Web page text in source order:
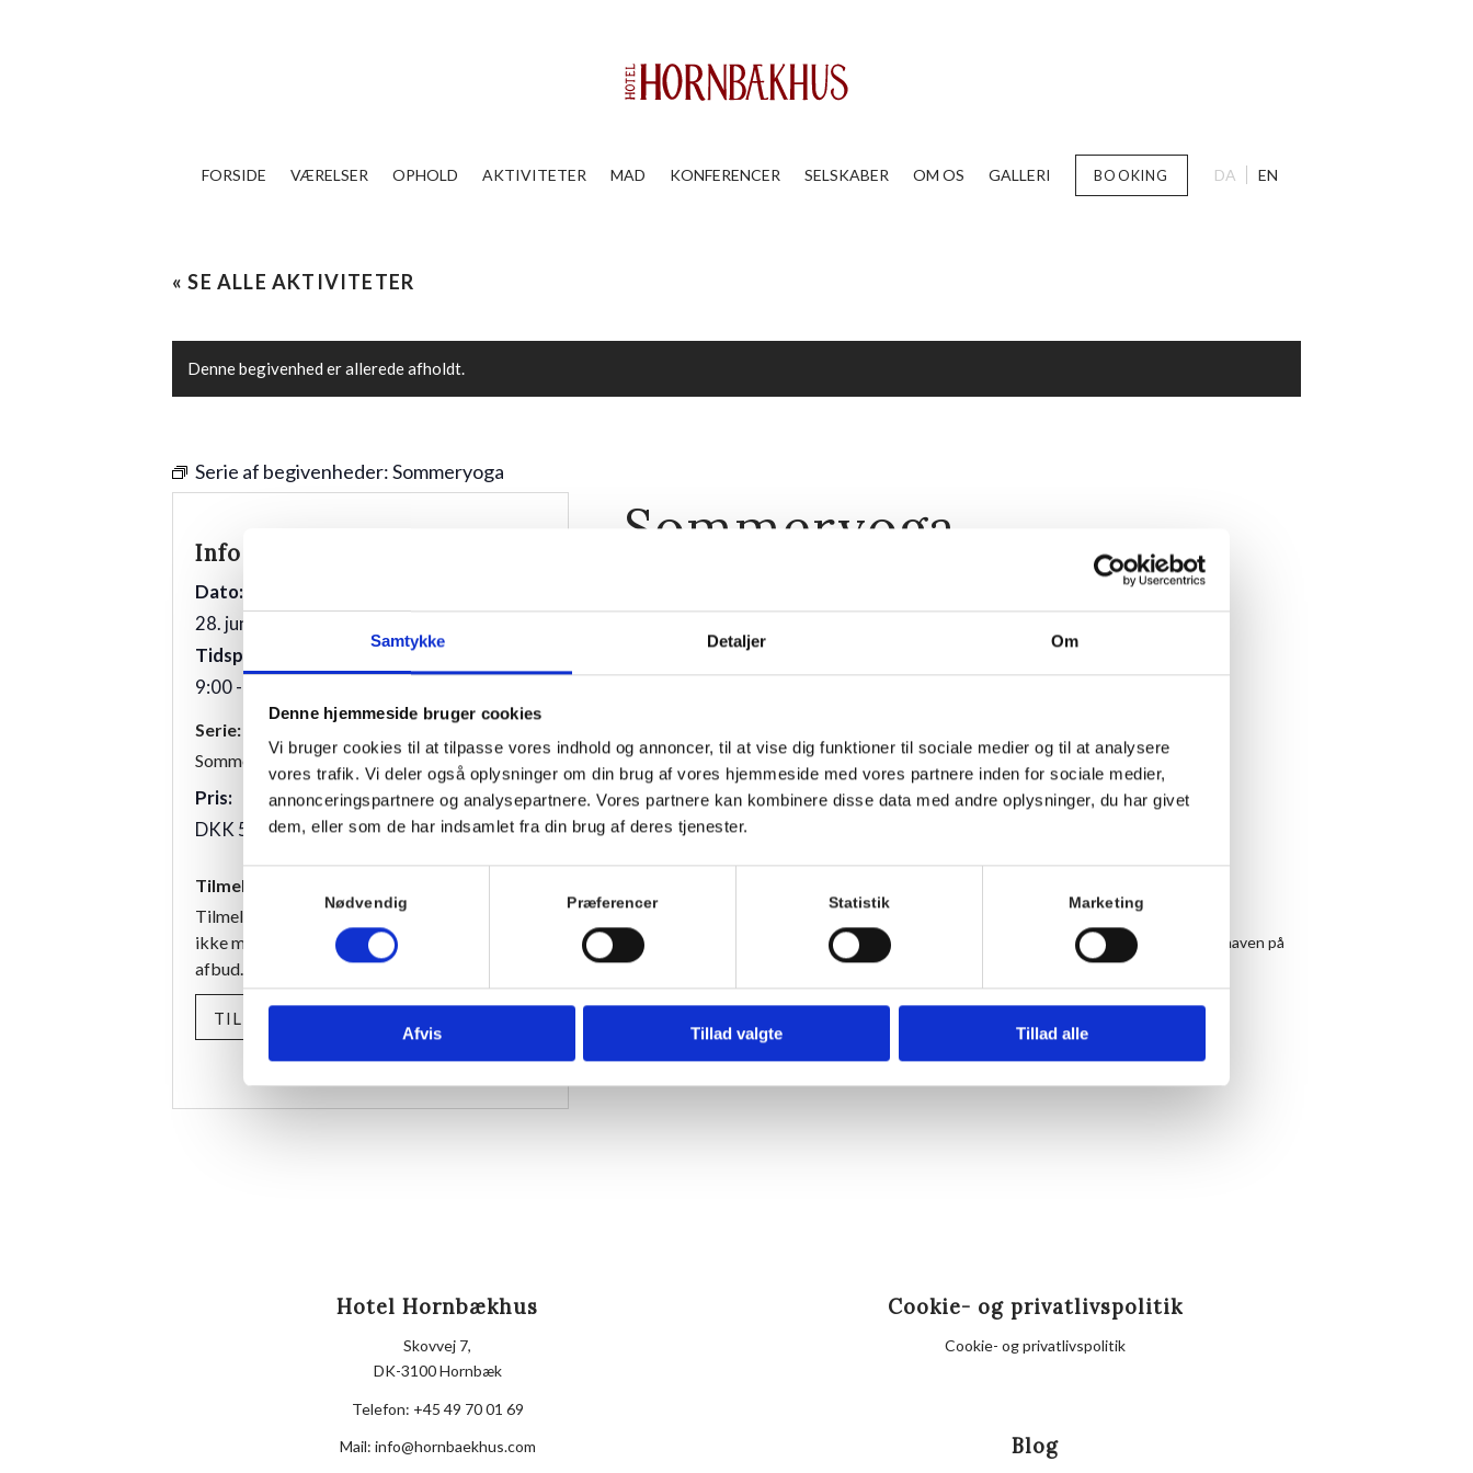
Samtykke Detaljer Om
Denne hjemmeside bruger cookies
Vi bruger cookies til at tilpasse vores indhold og annoncer, til at vise dig funktioner til sociale medier og til at analysere
vores trafik. Vi deler også oplysninger om din brug af vores hjemmeside med vores partnere inden for sociale medier,
annonceringspartnere og analysepartnere. Vores partnere kan kombinere disse data med andre oplysninger, du har givet
dem, eller som de har indsamlet fra din brug af deres tjenester.
Samtykkevalg
Nødvendig Præferencer Statistik Marketing
Afvis Tillad valgte Tillad alle
FORSIDE VÆRELSER OPHOLD AKTIVITETER MAD KONFERENCER SELSKABER OM OS GALLERI BOOKING DA EN
« SE ALLE AKTIVITETER
Denne begivenhed er allerede afholdt.
Serie af begivenheder:Sommeryoga
Sommeryoga
Kom med morgenhår og tag din nabo eller bedste ven under armen og vær med til yoga i haven på
Villa Strand.
Husk din yogamåtte.
Kom gerne 15 minutter før, så du kan finde dig til rette.
Info
Dato:
28. juni 2026
Tidspunkt:
9:00 - 10:00
Serie:
Sommeryoga
Pris:
DKK 50,00
Kystvej 12
3100
Tilmelding
Tilmeldingen er bindende, og vi har desværre
ikke mulighed for at refundere beløbet ved
afbud.
TILMELD
Hotel Hornbækhus
Skovvej 7,
DK-3100 Hornbæk
Telefon: +45 49 70 01 69
Mail: info@hornbaekhus.com
Cookie- og privatlivspolitik
Cookie- og privatlivspolitik
Blog